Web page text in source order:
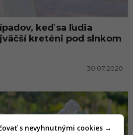
keď sa ľudia
kreténi pod slnkom
30.07.2020
s nevyhnutnými cookies →